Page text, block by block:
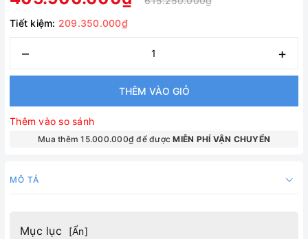
Tiết kiệm: 209.350.000₫
– +
THÊM VÀO GIỎ
Thêm vào so sánh
Mua thêm 15.000.000₫ để đượcMIỄN PHÍ VẬN CHUYỂN
MÔ TẢ
Mục lục [Ẩn]